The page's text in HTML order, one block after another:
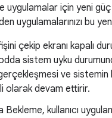
uygulamalar için yeni
uygulamalarınızı bu
fişini çekip ekranı kapalı
sistem uyku
ve
olarak devam ettirir.
Bekleme, kullanıcı